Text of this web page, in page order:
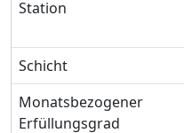
Station
Schicht
Monatsbezogener
Erfüllungsgrad